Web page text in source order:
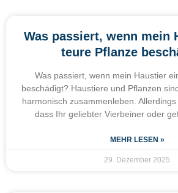
Was passiert, wenn mein
teure Pflanze
Was passiert, wenn mein Haustier
beschädigt? Haustiere und Pflanzen
harmonisch zusammenleben. Allerdings
dass Ihr geliebter Vierbeiner oder
MEHR LESEN »
29. Dezember 2025